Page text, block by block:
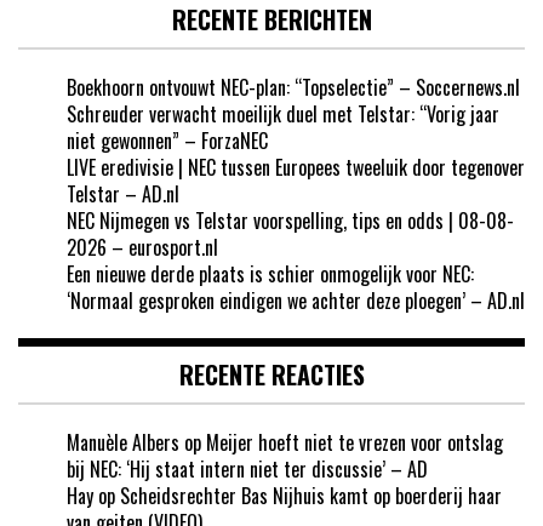
RECENTE BERICHTEN
Boekhoorn ontvouwt NEC-plan: “Topselectie” – Soccernews.nl
Schreuder verwacht moeilijk duel met Telstar: “Vorig jaar
niet gewonnen” – ForzaNEC
LIVE eredivisie | NEC tussen Europees tweeluik door tegenover
Telstar – AD.nl
NEC Nijmegen vs Telstar voorspelling, tips en odds | 08-08-
2026 – eurosport.nl
Een nieuwe derde plaats is schier onmogelijk voor NEC:
‘Normaal gesproken eindigen we achter deze ploegen’ – AD.nl
RECENTE REACTIES
Manuèle Albers op Meijer hoeft niet te vrezen voor ontslag
bij NEC: ‘Hij staat intern niet ter discussie’ – AD
Hay op Scheidsrechter Bas Nijhuis kamt op boerderij haar